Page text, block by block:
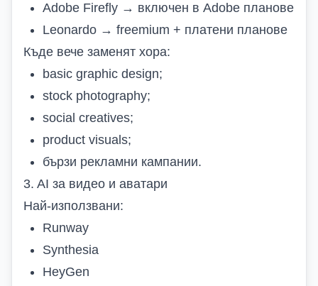
Adobe Firefly → включен в Adobe планове
Leonardo → freemium + платени планове
Къде вече заменят хора:
basic graphic design;
stock photography;
social creatives;
product visuals;
бързи рекламни кампании.
3. AI за видео и аватари
Най-използвани:
Runway
Synthesia
HeyGen